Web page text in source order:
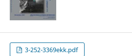
3-252-3369ekk.pdf